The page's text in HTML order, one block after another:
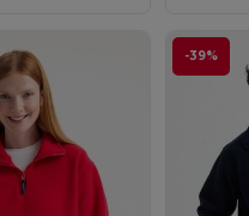
-39%